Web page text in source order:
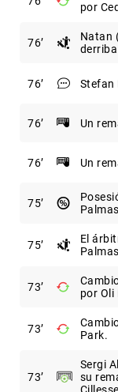
por
76
Natan
76 Stefan
76 Un
76 Un
75
75
El
73
por Oli
73
Park.
73
Sergi
su